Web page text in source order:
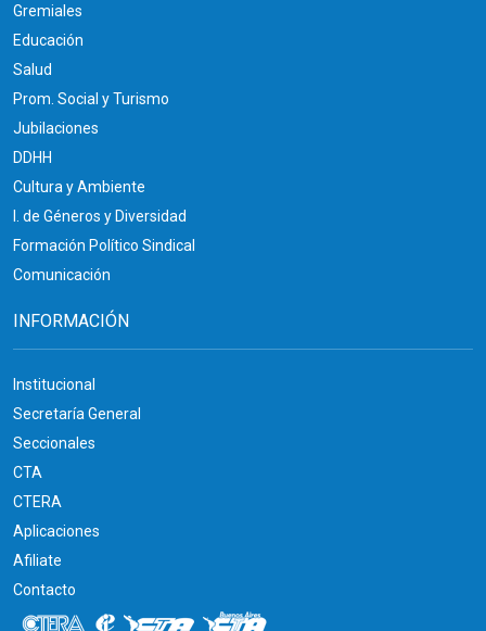
Gremiales
Educación
Salud
Prom. Social y Turismo
Jubilaciones
DDHH
Cultura y Ambiente
I. de Géneros y Diversidad
Formación Político Sindical
Comunicación
INFORMACIÓN
Institucional
Secretaría General
Seccionales
CTA
CTERA
Aplicaciones
Afiliate
Contacto